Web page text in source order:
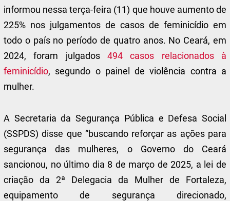
informou nessa terça-feira (11) que houve aumento de
225% nos julgamentos de casos de feminicídio em
todo o país no período de quatro anos. No Ceará, em
2024, foram julgados494 casos relacionados à
feminicídio, segundo o painel de violência contra a
mulher.
A Secretaria da Segurança Pública e Defesa Social
(SSPDS) disse que “buscando reforçar as ações para
segurança das mulheres, o Governo do Ceará
sancionou, no último dia 8 de março de 2025, a lei de
criação da 2ª Delegacia da Mulher de Fortaleza,
equipamento de segurança direcionado,